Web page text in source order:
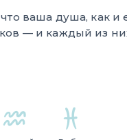
ваша душа, как и
— и каждый из